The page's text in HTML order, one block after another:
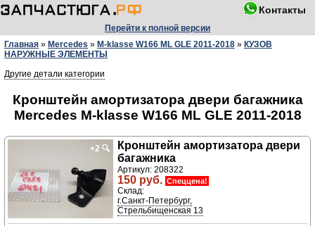
Контакты
Перейти к полной версии
Главная » Mercedes » M-klasse W166 ML GLE 2011-2018 » КУЗОВ
НАРУЖНЫЕ ЭЛЕМЕНТЫ
Другие детали категории
Кронштейн амортизатора двери багажника
Mercedes M-klasse W166 ML GLE 2011-2018
+2 🔍
Кронштейн амортизатора двери
багажника
Артикул: 208322
150 руб. Спеццена!
Склад:
г.Санкт-Петербург,
Стрельбищенская 13